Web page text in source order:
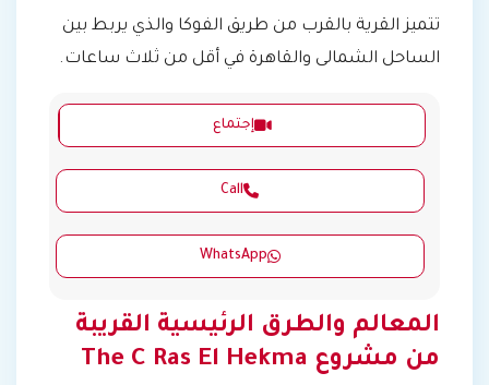
تتميز القرية بالقرب من طريق الفوكا والذي يربط بين
الساحل الشمالى والقاهرة في أقل من ثلاث ساعات.
إجتماع
Call
WhatsApp
المعالم والطرق الرئيسية القريبة
من مشروع The C Ras El Hekma